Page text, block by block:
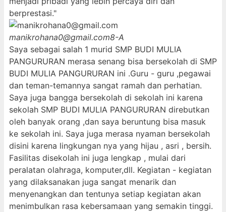
berprestasi."
manikrohana0@gmail.com8-A
Saya sebagai salah 1 murid SMP BUDI MULIA
PANGURURAN merasa senang bisa bersekolah di SMP
BUDI MULIA PANGURURAN ini .Guru - guru ,pegawai
dan teman-temannya sangat ramah dan perhatian.
Saya juga bangga bersekolah di sekolah ini karena
sekolah SMP BUDI MULIA PANGURURAN direbutkan
oleh banyak orang ,dan saya beruntung bisa masuk
ke sekolah ini. Saya juga merasa nyaman bersekolah
disini karena lingkungan nya yang hijau , asri , bersih.
Fasilitas disekolah ini juga lengkap , mulai dari
peralatan olahraga, komputer,dll. Kegiatan - kegiatan
yang dilaksanakan juga sangat menarik dan
menyenangkan dan tentunya setiap kegiatan akan
menimbulkan rasa kebersamaan yang semakin tinggi.